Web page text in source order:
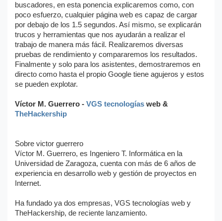
buscadores, en esta ponencia explicaremos como, con
poco esfuerzo, cualquier página web es capaz de cargar
por debajo de los 1.5 segundos. Así mismo, se explicarán
trucos y herramientas que nos ayudarán a realizar el
trabajo de manera más fácil. Realizaremos diversas
pruebas de rendimiento y compararemos los resultados.
Finalmente y solo para los asistentes, demostraremos en
directo como hasta el propio Google tiene agujeros y estos
se pueden explotar.
Víctor M. Guerrero - VGS tecnologías web &
TheHackership
Sobre victor guerrero
Víctor M. Guerrero, es Ingeniero T. Informática en la
Universidad de Zaragoza, cuenta con más de 6 años de
experiencia en desarrollo web y gestión de proyectos en
Internet.
Ha fundado ya dos empresas, VGS tecnologías web y
TheHackership, de reciente lanzamiento.